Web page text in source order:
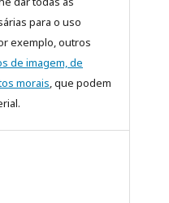
para o uso
exemplo, outros
de imagem, de
morais, que podem